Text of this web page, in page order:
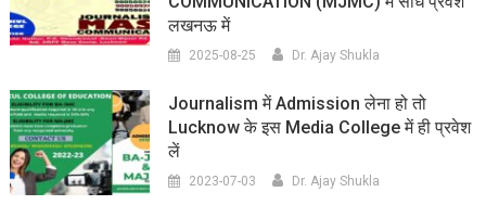
लखनऊ में
2025-08-25 Dr. Ajay Shukla
Journalism में Admission लेना हो तो
Lucknow के इस Media College में ही प्रवेश
लें
2023-07-03 Dr. Ajay Shukla